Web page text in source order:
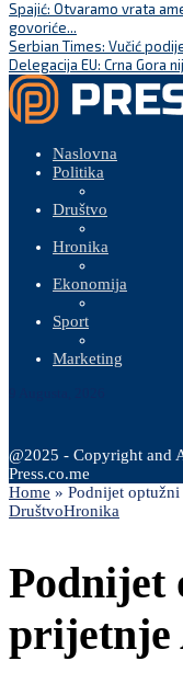
Spajić: Otvaramo vrata
govoriće...
Serbian Times: Vučić
Delegacija EU: Crna Gora
Naslovna
Politika
Društvo
Hronika
Ekonomija
Sport
Marketing
@2025 - Copyright and
Press.co.me
Home » Podnijet
DruštvoHronika
Podnijet
prijetnje